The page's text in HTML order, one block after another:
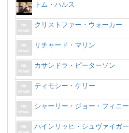
トム・ハルス
クリストファー・ウォーカー
リチャード・マリン
カサンドラ・ピーターソン
ティモシー・ケリー
シャーリー・ジョー・フィニー
ハインリッヒ・シュヴァイガー